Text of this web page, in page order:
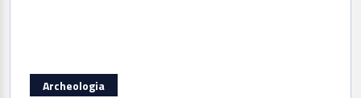
Archeologia